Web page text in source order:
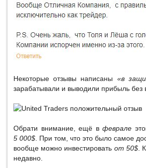
Некоторые отзывы написаны «в
зарабатывали и выводили прибыль без
Обрати внимание, ещё вфеврале
5 000$. При том, что это было самое
вообще можно инвестировать от 50$.
недавно.